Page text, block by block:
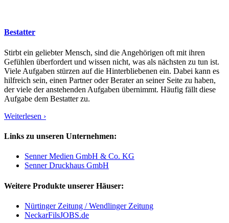
Bestatter
Stirbt ein geliebter Mensch, sind die Angehörigen oft mit ihren
Gefühlen überfordert und wissen nicht, was als nächsten zu tun ist.
Viele Aufgaben stürzen auf die Hinterbliebenen ein. Dabei kann es
hilfreich sein, einen Partner oder Berater an seiner Seite zu haben,
der viele der anstehenden Aufgaben übernimmt. Häufig fällt diese
Aufgabe dem Bestatter zu.
Weiterlesen ›
Links zu unseren Unternehmen:
Senner Medien GmbH & Co. KG
Senner Druckhaus GmbH
Weitere Produkte unserer Häuser:
Nürtinger Zeitung / Wendlinger Zeitung
NeckarFilsJOBS.de